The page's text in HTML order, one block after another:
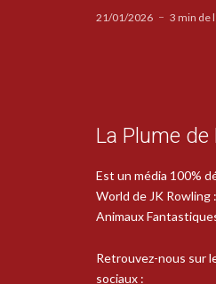
21/01/2026 3 min de
La Plume de
Est un média 100%
World de JK Rowling
Animaux
Retrouvez-nous sur
sociaux :